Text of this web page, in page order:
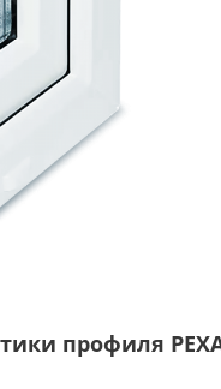
профиля